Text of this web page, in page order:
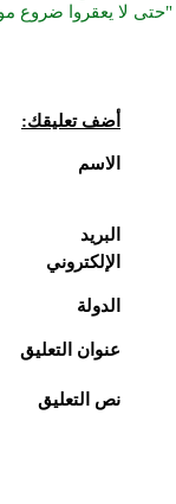
"حتى لا يعقروا ضروع
أضف تعليقك:
الاسم
البريد
الإلكتروني
الدولة
عنوان التعليق
نص التعليق